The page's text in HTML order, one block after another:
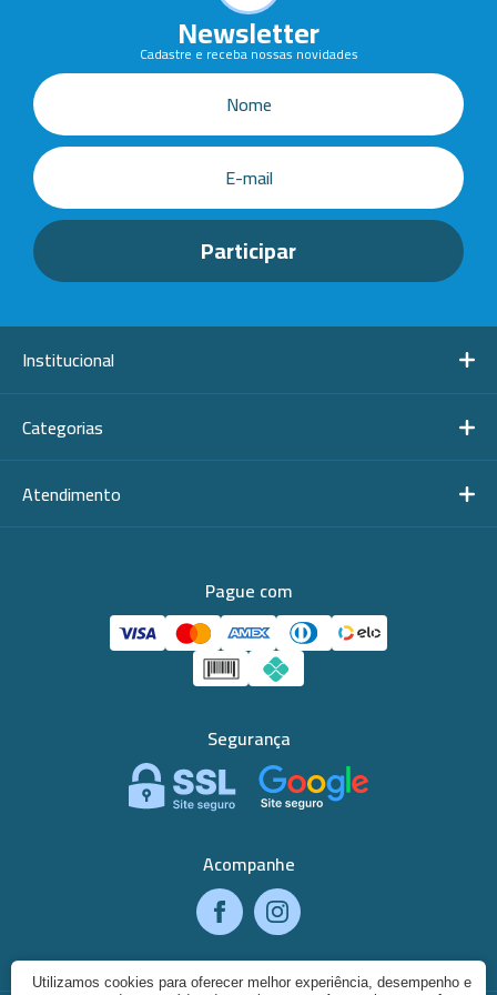
Newsletter
Cadastre e receba nossas novidades
Institucional
Categorias
Atendimento
Pague com
Segurança
Acompanhe
Utilizamos cookies para oferecer melhor experiência, desempenho e